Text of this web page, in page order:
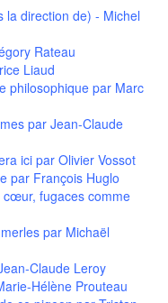
la direction de) - Michel
Rateau
Liaud
philosophiquepar Marc
par Jean-Claude
icipar Olivier Vossot
par François Huglo
cœur, fugaces comme
par Michaël
Claude Leroy
Hélène Prouteau